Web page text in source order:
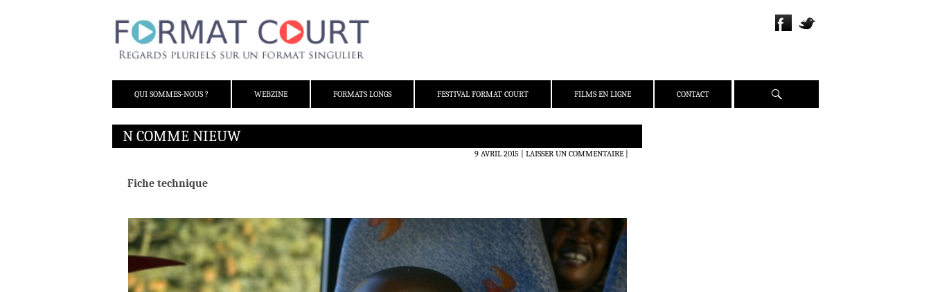
QUI SOMMES-NOUS ?
WEBZINE FORMATS LONGS FESTIVAL FORMAT COURT FILMS EN LIGNE CONTACT Recherche
N COMME NIEUW
9 AVRIL 2015 LAISSER UN COMMENTAIRE|
Fiche technique